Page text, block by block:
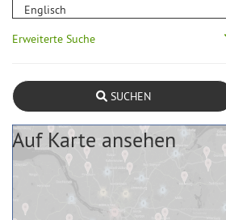
Erweiterte Suche
SUCHEN
Auf Karte ansehen